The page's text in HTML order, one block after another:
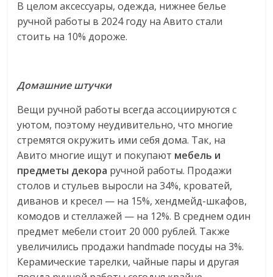
В целом аксессуары, одежда, нижнее белье
ручной работы в 2024 году на Авито стали
стоить на 10% дороже.
Домашние штучки
Вещи ручной работы всегда ассоциируются с
уютом, поэтому неудивительно, что многие
стремятся окружить ими себя дома. Так, на
Авито многие ищут и покупают мебель и
предметы декора ручной работы. Продажи
столов и стульев выросли на 34%, кроватей,
диванов и кресел — на 15%, хендмейд-шкафов,
комодов и стеллажей — на 12%. В среднем один
предмет мебели стоит 20 000 рублей. Также
увеличились продажи handmade посуды на 3%.
Керамические тарелки, чайные пары и другая